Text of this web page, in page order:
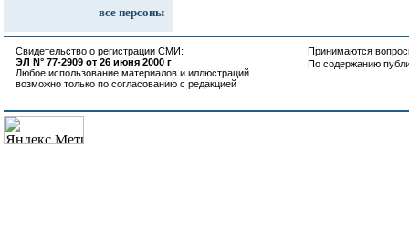
все персоны
Свидетельство о регистрации СМИ:
ЭЛ N° 77-2909 от 26 июня 2000 г
Любое использование материалов и иллюстраций
возможно только по согласованию с редакцией
Принимаются
По содержанию